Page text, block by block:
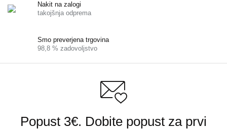
Nakit na zalogi
takojšnja odprema
Smo preverjena trgovina
98,8 % zadovoljstvo
Popust 3€. Dobite popust za prvi